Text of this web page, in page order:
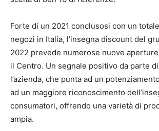
Forte di un 2021 conclusosi con un
negozi in Italia, l’insegna discount del
2022 prevede numerose nuove
il Centro. Un segnale positivo da parte di
l’azienda, che punta ad un
ad un maggiore riconoscimento
consumatori, offrendo una varietà di
ampia.